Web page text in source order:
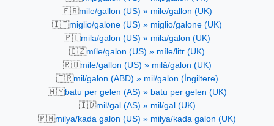
🇫🇷mile/gallon (US) » mile/gallon (UK)
🇮🇹miglio/galone (US) » miglio/galone (UK)
🇵🇱mila/galon (US) » mila/galon (UK)
🇨🇿míle/galon (US) » míle/litr (UK)
🇷🇴mile/gallon (US) » milă/galon (UK)
🇹🇷mil/galon (ABD) » mil/galon (İngiltere)
🇲🇾batu per gelen (AS) » batu per gelen (UK)
🇮🇩mil/gal (AS) » mil/gal (UK)
🇵🇭milya/kada galon (US) » milya/kada galon (UK)